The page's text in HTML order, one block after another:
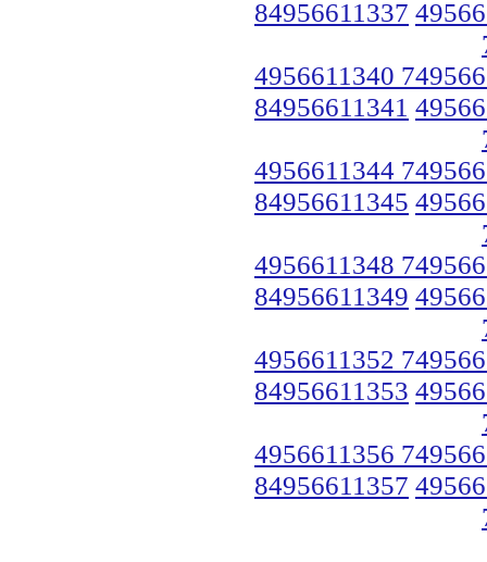
84956611337
4956611340
84956611341
4956611344
84956611345
4956611348
84956611349
4956611352
84956611353
4956611356
84956611357